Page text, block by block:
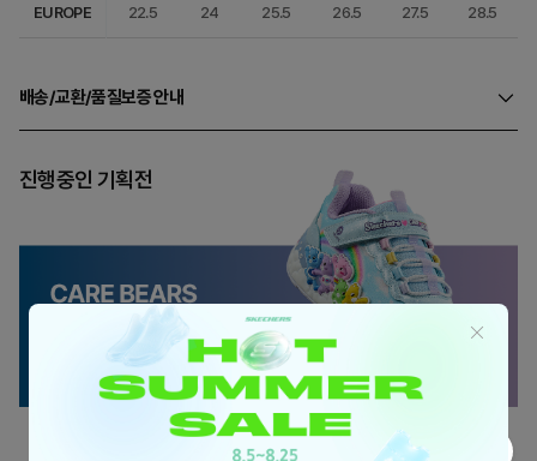
EUROPE 22.5 24 25.5 26.5 27.5 28.5
배송/교환/품질보증 안내
진행중인 기획전